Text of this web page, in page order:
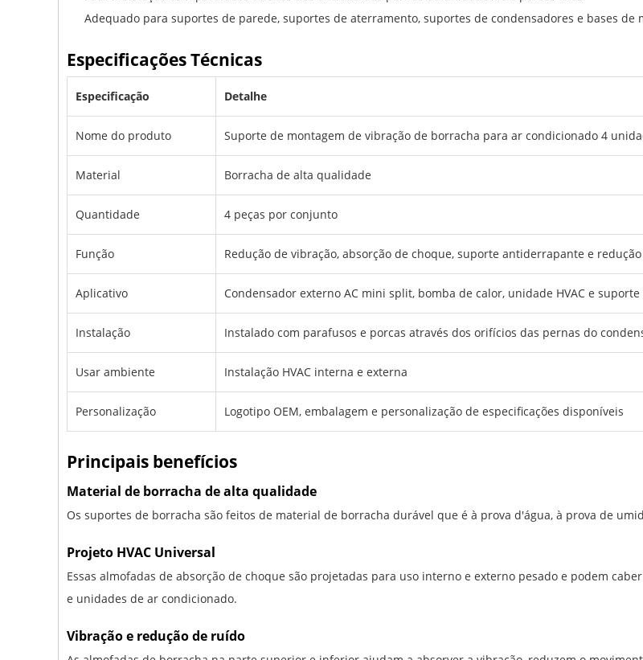
Adequado para suportes de parede, suportes de aterramento, suportes de condensadores e bases de
Especificações Técnicas
Especificação Detalhe
Nome do produto Suporte de montagem de vibração de borracha para ar condicionado 4
Material Borracha de alta qualidade
Quantidade 4 peças por conjunto
Função Redução de vibração, absorção de choque, suporte antiderrapante e
Aplicativo Condensador externo AC mini split, bomba de calor, unidade HVAC e
Instalação Instalado com parafusos e porcas através dos orifícios das pernas do
Usar ambiente Instalação HVAC interna e externa
Personalização Logotipo OEM, embalagem e personalização de especificações disponíveis
Principais benefícios
Material de borracha de alta qualidade
Os suportes de borracha são feitos de material de borracha durável que é à prova d'água, à prova de
Projeto HVAC Universal
Essas almofadas de absorção de choque são projetadas para uso interno e externo pesado e podem
e unidades de ar condicionado.
Vibração e redução de ruído